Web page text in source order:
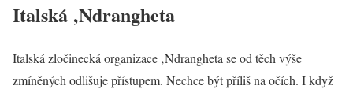
Italská ‚Ndrangheta
Italská zločinecká organizace ‚Ndrangheta se od těch výše
zmíněných odlišuje přístupem. Nechce být příliš na očích. I když